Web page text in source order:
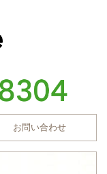
お問い合わせ